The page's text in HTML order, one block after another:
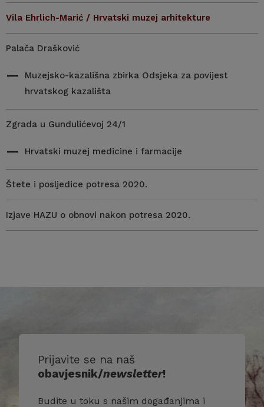
Vila Ehrlich-Marić / Hrvatski muzej arhitekture
Palača Drašković
Muzejsko-kazališna zbirka Odsjeka za povijest
hrvatskog kazališta
Zgrada u Gundulićevoj 24/1
Hrvatski muzej medicine i farmacije
Štete i posljedice potresa 2020.
Izjave HAZU o obnovi nakon potresa 2020.
Prijavite se na naš
obavjesnik/newsletter!
Budite u toku s našim događanjima i